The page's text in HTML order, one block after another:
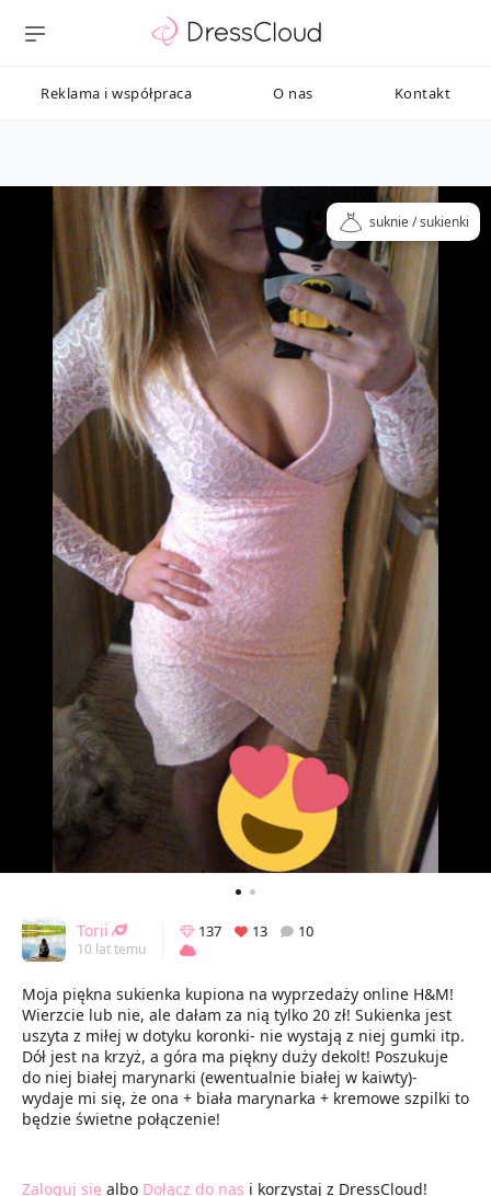
Reklama i współpraca O nas Kontakt
suknie / sukienki
Torii
10 lat temu
137 13 10
Moja piękna sukienka kupiona na wyprzedaży online H&M!
Wierzcie lub nie, ale dałam za nią tylko 20 zł! Sukienka jest
uszyta z miłej w dotyku koronki- nie wystają z niej gumki itp.
Dół jest na krzyż, a góra ma piękny duży dekolt! Poszukuje
do niej białej marynarki (ewentualnie białej w kaiwty)-
wydaje mi się, że ona + biała marynarka + kremowe szpilki to
będzie świetne połączenie!
Zaloguj się albo Dołącz do nas i korzystaj z DressCloud!